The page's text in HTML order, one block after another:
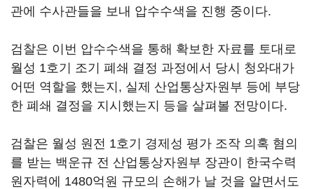
관에 수사관들을 보내 압수수색을 진행 중이다.
검찰은 이번 압수수색을 통해 확보한 자료를 토대로
월성 1호기 조기 폐쇄 결정 과정에서 당시 청와대가
어떤 역할을 했는지, 실제 산업통상자원부 등에 부당
한 폐쇄 결정을 지시했는지 등을 살펴볼 전망이다.
검찰은 월성 원전 1호기 경제성 평가 조작 의혹 혐의
를 받는 백운규 전 산업통상자원부 장관이 한국수력
원자력에 1480억원 규모의 손해가 날 것을 알면서도